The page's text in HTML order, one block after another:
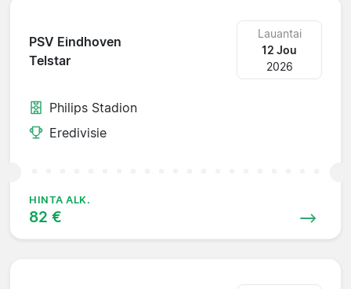
PSV Eindhoven
Telstar
Lauantai
12 Jou
2026
Philips Stadion
Eredivisie
HINTA ALK.
82 €